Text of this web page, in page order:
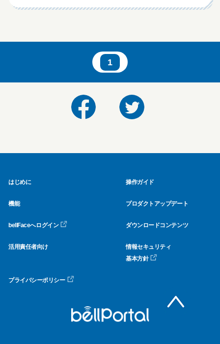
1
はじめに 操作ガイド
機能 プロダクトアップデート
bellFaceへログイン ダウンロードコンテンツ
活用責任者向け
情報セキュリティ
基本方針
プライバシーポリシー